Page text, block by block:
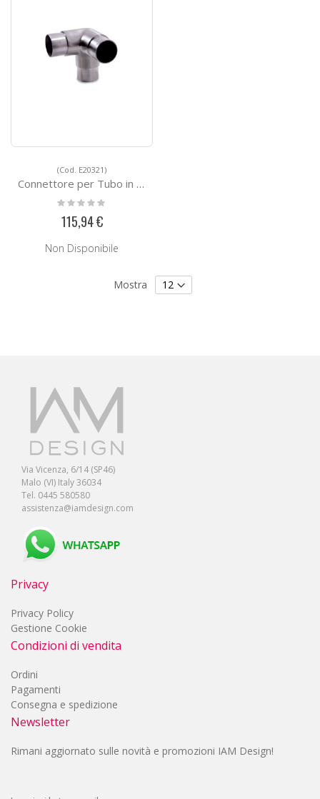
(Cod. E20321)
Connettore per Tubo in Acciaio E20321
Rating:
0%
115,94 €
Non Disponibile
Mostra
Via Vicenza, 6/14 (SP46)
Malo (VI) Italy 36034
Tel. 0445 580580
assistenza@iamdesign.com
Privacy
Privacy Policy
Gestione Cookie
Condizioni di vendita
Ordini
Pagamenti
Consegna e spedizione
Newsletter
Rimani aggiornato sulle novità e promozioni IAM Design!